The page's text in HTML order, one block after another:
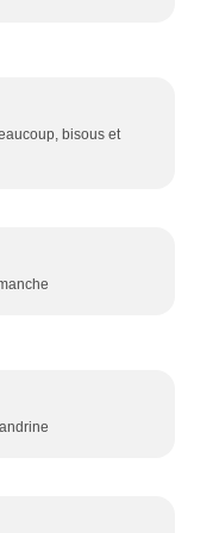
bisous et